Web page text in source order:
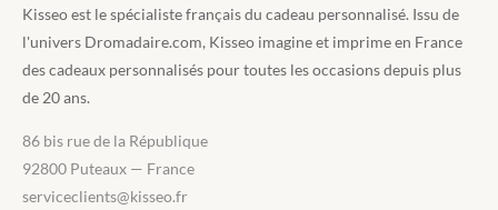
Kisseo est le spécialiste français du cadeau personnalisé. Issu de
l'univers Dromadaire.com, Kisseo imagine et imprime en France
des cadeaux personnalisés pour toutes les occasions depuis plus
de 20 ans.
86 bis rue de la République
92800 Puteaux — France
serviceclients@kisseo.fr